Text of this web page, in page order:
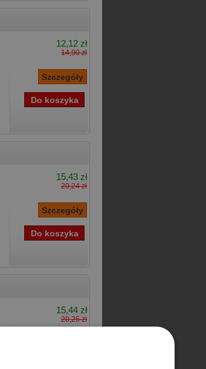
12,12 zł
14,90 zł
15,43 zł
20,24 zł
15,44 zł
20,25 zł